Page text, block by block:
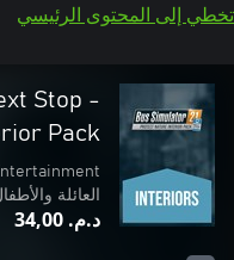
تخطي إلى المحتوى الرئيسي
Stop -
Pack
العائلة
د.م.‏ 34,00